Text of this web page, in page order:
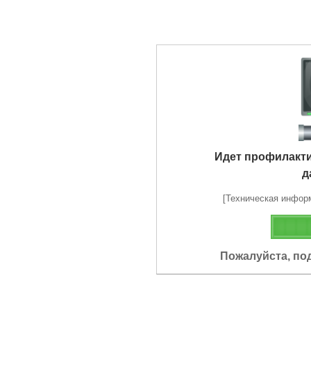
Идет
[Техническая
Пожалуйста,